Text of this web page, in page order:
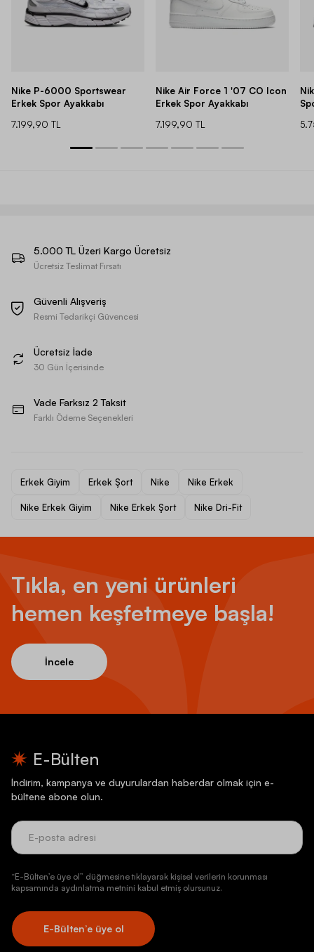
Nike P-6000 Sportswear
Erkek Spor Ayakkabı
7.199,90 TL
Nike Air Force 1 '07 CO Icon
Erkek Spor Ayakkabı
7.199,90 TL
5.000 TL Üzeri Kargo Ücretsiz
Ücretsiz Teslimat Fırsatı
Güvenli Alışveriş
Resmi Tedarikçi Güvencesi
Ücretsiz İade
30 Gün İçerisinde
Vade Farksız 2 Taksit
Farklı Ödeme Seçenekleri
Erkek Giyim Erkek Şort Nike Nike Erkek
Nike Erkek Giyim Nike Erkek Şort Nike Dri-Fit
Tıkla, en yeni ürünleri
hemen keşfetmeye başla!
İncele
E-Bülten
İndirim, kampanya ve duyurulardan haberdar olmak için e-
bültene abone olun.
“E-Bülten’e üye ol” düğmesine tıklayarak kişisel verilerin korunması
kapsamında aydınlatma metnini kabul etmiş olursunuz.
E-Bülten’e üye ol